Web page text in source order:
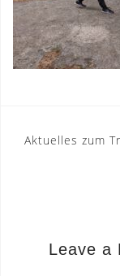
Post
Aktuelles zum
Leave a